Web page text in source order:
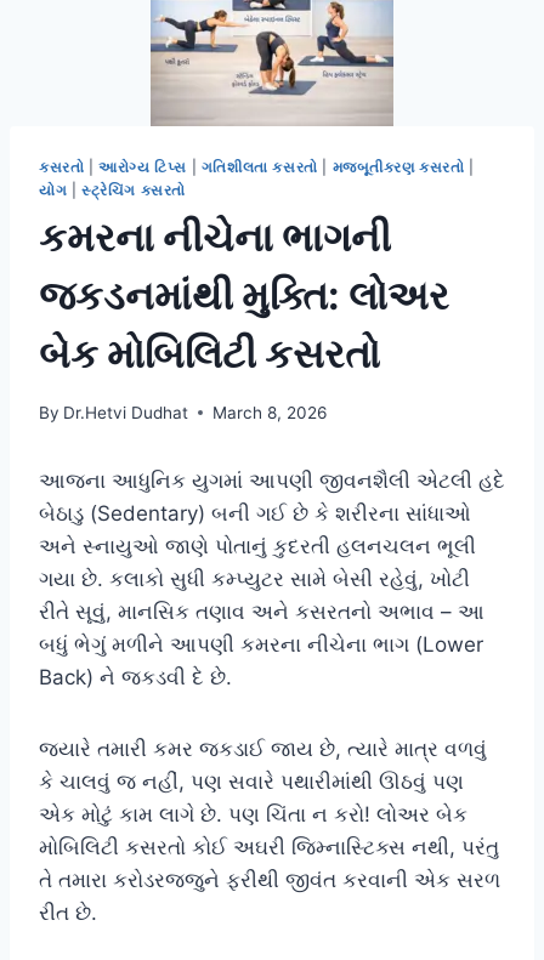
કસરતો |આરોગ્ય ટિપ્સ ગતિશીલતા કસરતો મજબૂતીકરણ કસરતો
યોગ
સ્ટ્રેચિંગ કસરતો
કમરના નીચેના ભાગની
જકડનમાંથી મુક્તિ: લોઅર
બેક મોબિલિટી કસરતો
By Dr.Hetvi Dudhat March 8, 2026
આજના આધુનિક યુગમાં આપણી જીવનશૈલી એટલી હદે
બેઠાડુ (Sedentary) બની ગઈ છે કે શરીરના સાંધાઓ
અને સ્નાયુઓ જાણે પોતાનું કુદરતી હલનચલન ભૂલી
ગયા છે. કલાકો સુધી કમ્પ્યુટર સામે બેસી રહેવું, ખોટી
રીતે સૂવું, માનસિક તણાવ અને કસરતનો અભાવ – આ
બધું ભેગું મળીને આપણી કમરના નીચેના ભાગ (Lower
Back) ને જકડવી દે છે.
જ્યારે તમારી કમર જકડાઈ જાય છે, ત્યારે માત્ર વળવું
કે ચાલવું જ નહીં, પણ સવારે પથારીમાંથી ઊઠવું પણ
એક મોટું કામ લાગે છે. પણ ચિંતા ન કરો! લોઅર બેક
મોબિલિટી કસરતો કોઈ અઘરી જિમ્નાસ્ટિક્સ નથી, પરંતુ
તે તમારા કરોડરજ્જુને ફરીથી જીવંત કરવાની એક સરળ
રીત છે.